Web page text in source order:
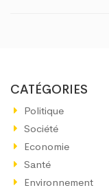
CATÉGORIES
Politique
Société
Economie
Santé
Environnement